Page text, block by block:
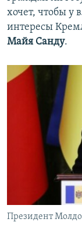
хочет, чтобы у
интересы
Майя Санду.
Президент